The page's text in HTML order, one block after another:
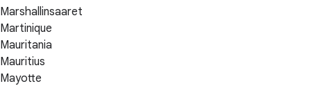
Marshallinsaaret
Martinique
Mauritania
Mauritius
Mayotte